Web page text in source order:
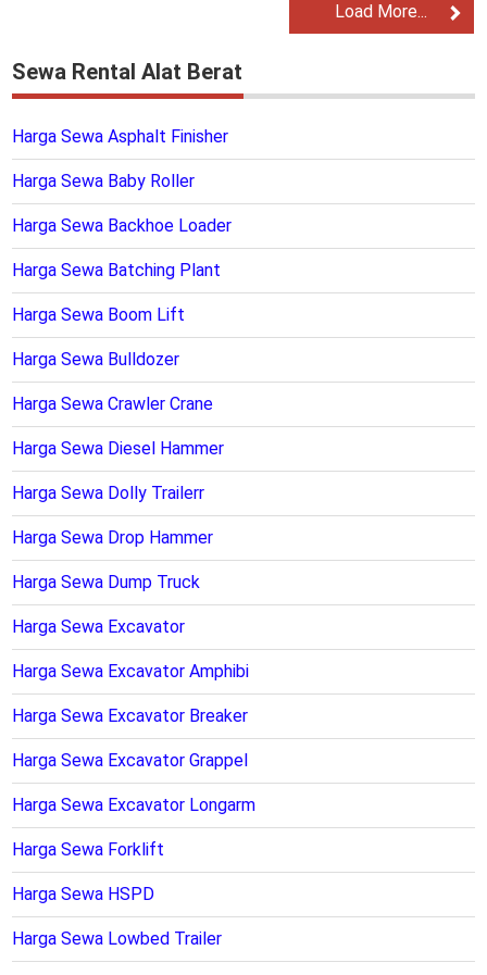
Load More...
Sewa Rental Alat Berat
Harga Sewa Asphalt Finisher
Harga Sewa Baby Roller
Harga Sewa Backhoe Loader
Harga Sewa Batching Plant
Harga Sewa Boom Lift
Harga Sewa Bulldozer
Harga Sewa Crawler Crane
Harga Sewa Diesel Hammer
Harga Sewa Dolly Trailerr
Harga Sewa Drop Hammer
Harga Sewa Dump Truck
Harga Sewa Excavator
Harga Sewa Excavator Amphibi
Harga Sewa Excavator Breaker
Harga Sewa Excavator Grappel
Harga Sewa Excavator Longarm
Harga Sewa Forklift
Harga Sewa HSPD
Harga Sewa Lowbed Trailer